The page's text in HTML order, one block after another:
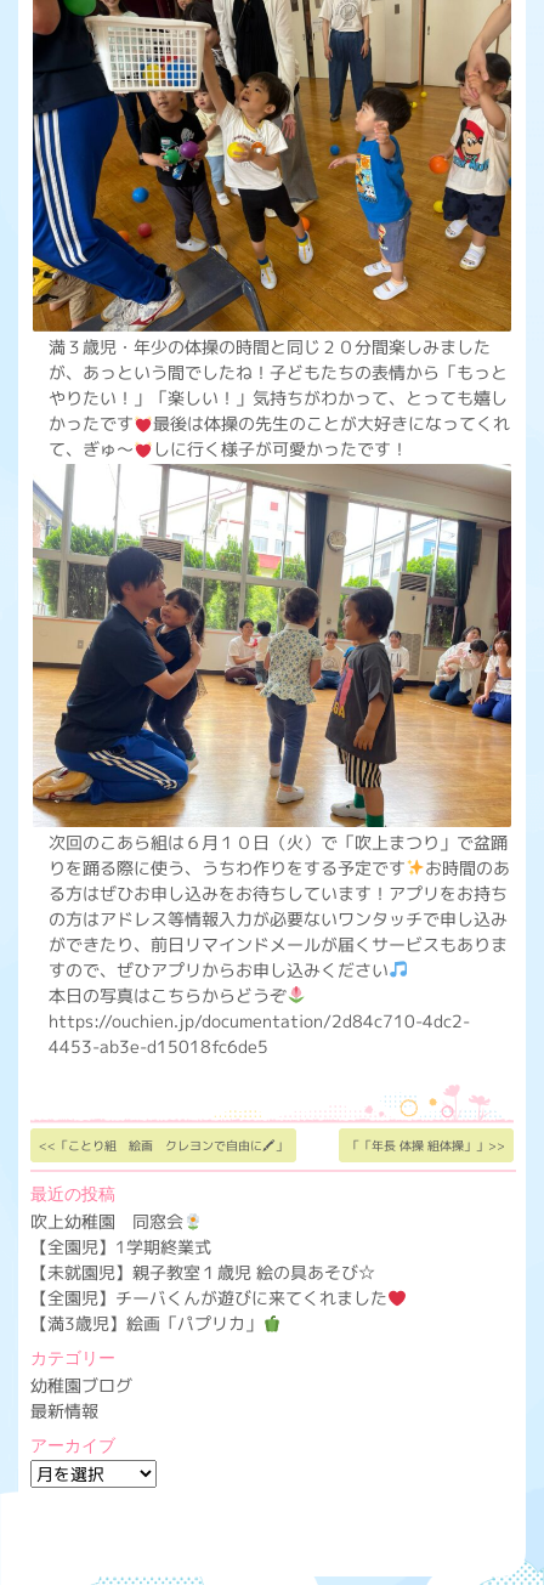
満３歳児・年少の体操の時間と同じ２０分間楽しみました
が、あっという間でしたね！子どもたちの表情から「もっと
やりたい！」「楽しい！」気持ちがわかって、とっても嬉し
かったです
最後は体操の先生のことが大好きになってくれ
て、ぎゅ～
しに行く様子が可愛かったです！
次回のこあら組は６月１０日（火）で「吹上まつり」で盆踊
りを踊る際に使う、うちわ作りをする予定です
お時間のあ
る方はぜひお申し込みをお待ちしています！アプリをお持ち
の方はアドレス等情報入力が必要ないワンタッチで申し込み
ができたり、前日リマインドメールが届くサービスもありま
すので、ぜひアプリからお申し込みください
本日の写真はこちらからどうぞ
https://ouchien.jp/documentation/2d84c710-4dc2-
4453-ab3e-d15018fc6de5
<<「ことり組 絵画 クレヨンで自由に🖍」 「「年長 体操 組体操」」>>
最近の投稿
吹上幼稚園 同窓会
【全園児】1学期終業式
【未就園児】親子教室１歳児 絵の具あそび☆
【全園児】チーバくんが遊びに来てくれました
【満3歳児】絵画「パプリカ」
カテゴリー
幼稚園ブログ
最新情報
アーカイブ
ア